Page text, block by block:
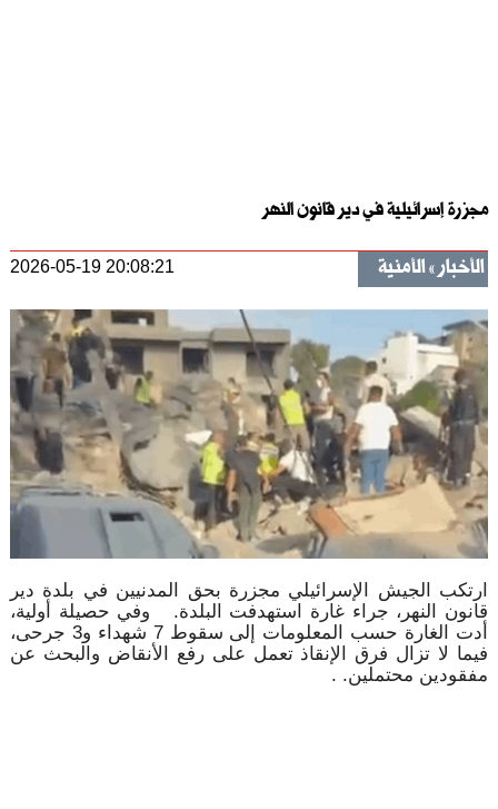
مجزرة إسرائيلية في دير قانون النهر
الأخبار الأمنية 2026-05-19 20:08:21
ارتكب الجيش الإسرائيلي مجزرة بحق المدنيين في بلدة دير
قانون النهر، جراء غارة استهدفت البلدة. وفي حصيلة أولية،
أدت الغارة حسب المعلومات إلى سقوط 7 شهداء و3 جرحى،
فيما لا تزال فرق الإنقاذ تعمل على رفع الأنقاض والبحث عن
مفقودين محتملين. .